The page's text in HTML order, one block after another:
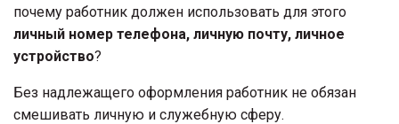
почему работник должен использовать для этого
личный номер телефона, личную почту, личное
устройство?
Без надлежащего оформления работник не обязан
смешивать личную и служебную сферу.